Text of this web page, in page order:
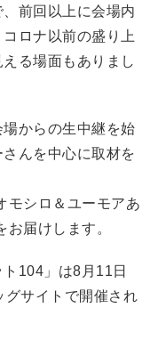
前回以上に会場内
ロナ以前の盛り上
る場面もありまし
からの生中継を始
んを中心に取材を
モシロ＆ユーモアあ
届けします。
104」は8月11日
グサイトで開催され